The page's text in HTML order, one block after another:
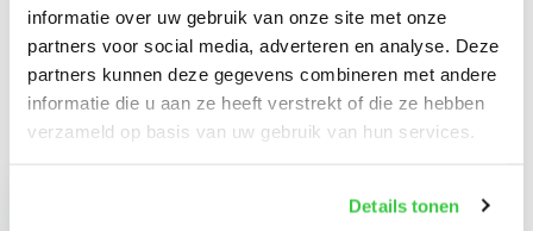
informatie over uw gebruik van onze site met onze
partners voor social media, adverteren en analyse. Deze
partners kunnen deze gegevens combineren met andere
informatie die u aan ze heeft verstrekt of die ze hebben
verzameld op basis van uw gebruik van hun services.
Details tonen
Delen
Recent bekeken